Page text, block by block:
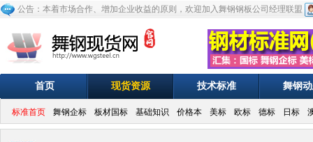
公告：本着市场合作、增加企业收益的原则，欢迎加入舞钢钢板公司经理联盟
首页 现货资源 技术标准 舞钢
标准首页 舞钢企标 板材国标 基础知识 价格本 美标 欧标 德标 日标